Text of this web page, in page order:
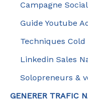
Campagne
Guide Youtube
Techniques
Linkedin Sales
Solopreneurs &
GENERER TRAFIC